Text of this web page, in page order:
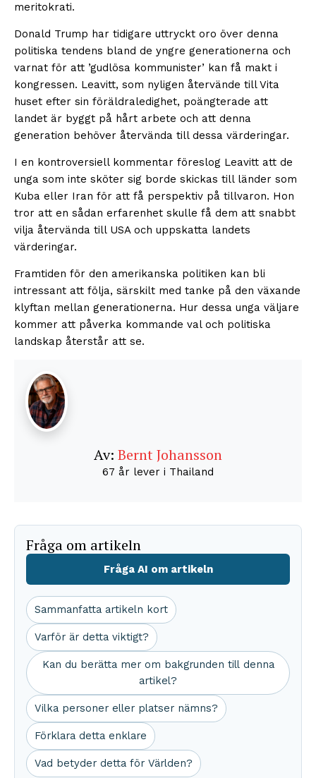
meritokrati.
Donald Trump har tidigare uttryckt oro över denna
politiska tendens bland de yngre generationerna och
varnat för att ’gudlösa kommunister’ kan få makt i
kongressen. Leavitt, som nyligen återvände till Vita
huset efter sin föräldraledighet, poängterade att
landet är byggt på hårt arbete och att denna
generation behöver återvända till dessa värderingar.
I en kontroversiell kommentar föreslog Leavitt att de
unga som inte sköter sig borde skickas till länder som
Kuba eller Iran för att få perspektiv på tillvaron. Hon
tror att en sådan erfarenhet skulle få dem att snabbt
vilja återvända till USA och uppskatta landets
värderingar.
Framtiden för den amerikanska politiken kan bli
intressant att följa, särskilt med tanke på den växande
klyftan mellan generationerna. Hur dessa unga väljare
kommer att påverka kommande val och politiska
landskap återstår att se.
Av: Bernt Johansson
67 år lever i Thailand
Fråga om artikeln
Fråga AI om artikeln
Sammanfatta artikeln kort
Varför är detta viktigt?
Kan du berätta mer om bakgrunden till denna
artikel?
Vilka personer eller platser nämns?
Förklara detta enklare
Vad betyder detta för Världen?